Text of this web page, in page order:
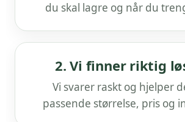
du skal lagre og når du
2. Vi finner riktig
Vi svarer raskt og hjelper
passende størrelse, pris og